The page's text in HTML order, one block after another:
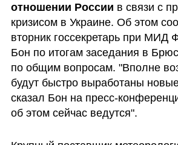
отношении России в связи с
кризисом в Украине. Об этом
вторник госсекретарь при МИД
Бон по итогам заседания в
по общим вопросам. "Вполне
будут быстро выработаны
сказал Бон на пресс-
об этом сейчас ведутся".